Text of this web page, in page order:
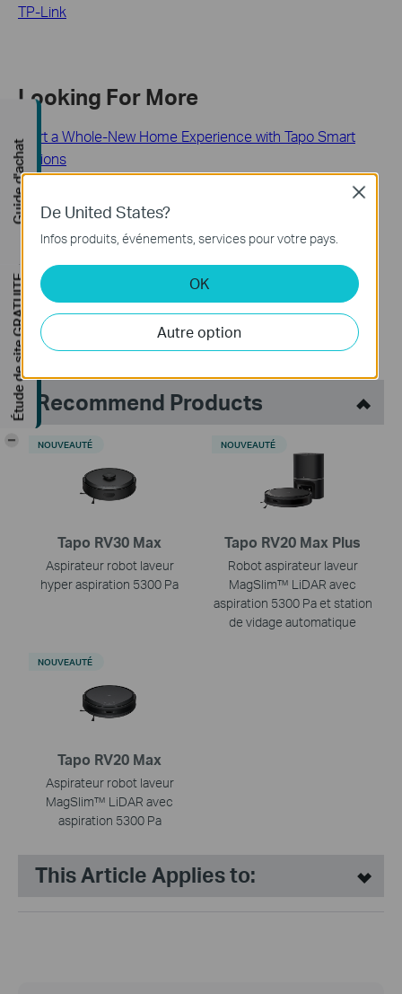
TP-Link
Looking For More
Start a Whole-New Home Experience with Tapo Smart
Actions
Use Siri to Control Your Tapo Smart Devices
Est-ce que ce FAQ a été utile ?
Vos commentaires nous aideront à améliorer ce site.
Oui Non
Recommend Products
Tapo RV30 Max
Aspirateur robot laveur
hyper aspiration 5300 Pa
NOUVEAUTÉ
Tapo RV20 Max Plus
Robot aspirateur laveur
MagSlim™ LiDAR avec
aspiration 5300 Pa et station
de vidage automatique
NOUVEAUTÉ
Tapo RV20 Max
Aspirateur robot laveur
MagSlim™ LiDAR avec
aspiration 5300 Pa
NOUVEAUTÉ
This Article Applies to:
De United States?
Infos produits, événements, services pour votre pays.
OK
Autre option
Close
Guide d'achat
Étude de site GRATUITE
-